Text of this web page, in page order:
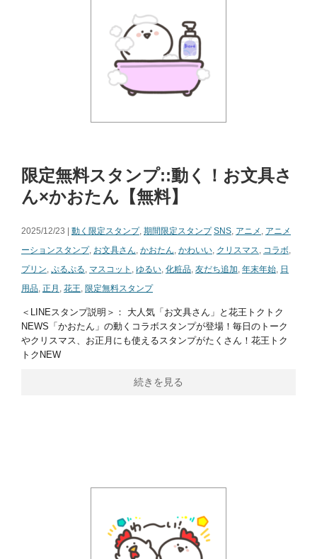
限定無料スタンプ::動く！お文具さ
ん×かおたん【無料】
2025/12/23 | 動く限定スタンプ, 期間限定スタンプ SNS, アニメ , アニメ
ーションスタンプ, お文具さん, かおたん, かわいい, クリスマス, コラボ,
プリン, ぷるぷる, マスコット , ゆるい, 化粧品, 友だち追加, 年末年始, 日
用品, 正月 , 花王, 限定無料スタンプ
＜LINEスタンプ説明＞： 大人気「お文具さん」と花王トクトク
NEWS「かおたん」の動くコラボスタンプが登場！毎日のトーク
やクリスマス、お正月にも使えるスタンプがたくさん！花王トク
トクNEW
続きを見る